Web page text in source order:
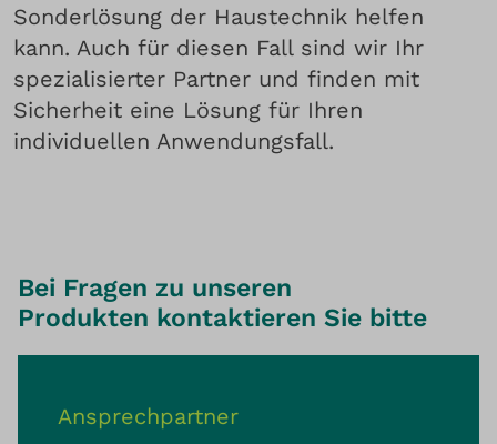
Sonderlösung der Haustechnik helfen
kann. Auch für diesen Fall sind wir Ihr
spezialisierter Partner und finden mit
Sicherheit eine Lösung für Ihren
individuellen Anwendungsfall.
Bei Fragen zu unseren
Produkten kontaktieren Sie bitte
Ansprechpartner